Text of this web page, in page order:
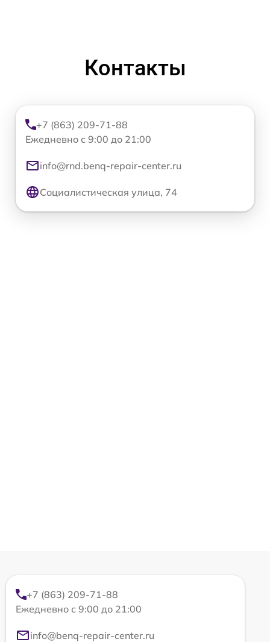
Контакты
+7 (863) 209-71-88
Ежедневно с 9:00 до 21:00
info@rnd.benq-repair-center.ru
Социалистическая улица, 74
+7 (863) 209-71-88
Ежедневно с 9:00 до 21:00
info@benq-repair-center.ru